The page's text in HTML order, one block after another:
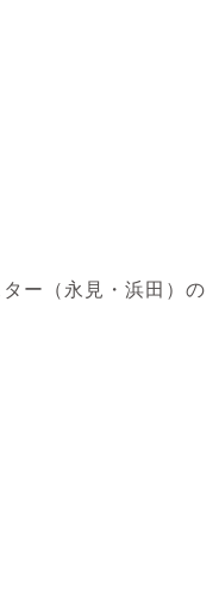
ー（永見・浜田）の